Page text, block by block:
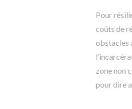
Pour
coûts de
obstacles
zone non
pour dire